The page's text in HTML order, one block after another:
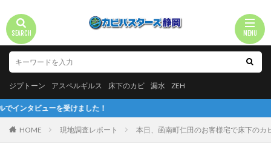
ジプトーン アスペルギルス 床下のカビ 漏水 ZEH
受けました！
HOME 現地調査レポート 本日、函南町仁田のお客様宅で床下の